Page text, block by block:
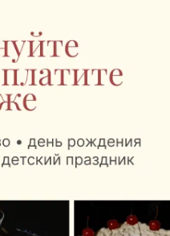
рейсов пассажиры
«Наша Кава»,
МакКофе – самый
линейке Mak.by. А